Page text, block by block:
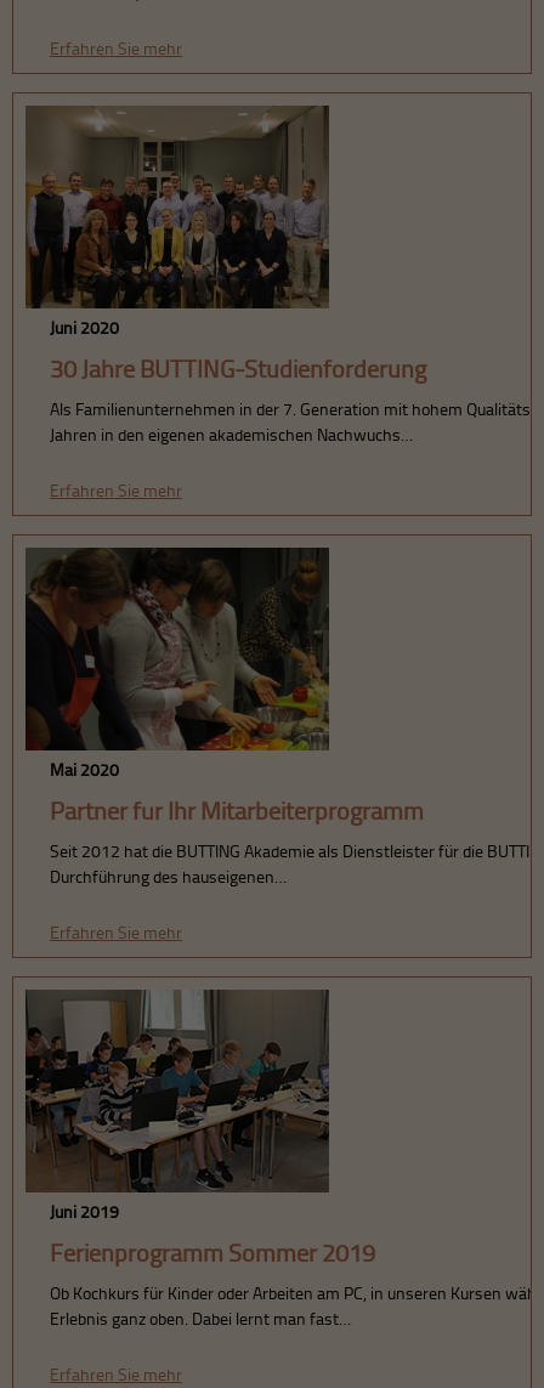
Erfahren Sie mehr
Juni 2020
30 Jahre BUTTING-Studienförderung
Als Familienunternehmen in der 7. Generation mit hohem
Jahren in den eigenen akademischen Nachwuchs…
Erfahren Sie mehr
Mai 2020
Partner für Ihr Mitarbeiterprogramm
Seit 2012 hat die BUTTING Akademie als Dienstleister für die
Durchführung des hauseigenen…
Erfahren Sie mehr
Juni 2019
Ferienprogramm Sommer 2019
Ob Kochkurs für Kinder oder Arbeiten am PC, in unseren Kursen
Erlebnis ganz oben. Dabei lernt man fast…
Erfahren Sie mehr